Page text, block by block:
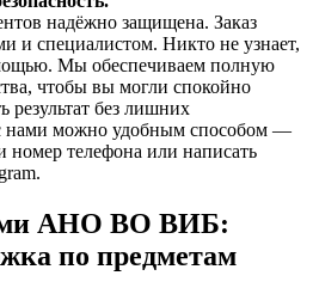
надёжно защищена. Заказ
и специалистом. Никто не узнает,
Мы обеспечиваем полную
чтобы вы могли спокойно
результат без лишних
нами можно удобным способом —
номер телефона или написать
АНО ВО ВИБ:
по предметам